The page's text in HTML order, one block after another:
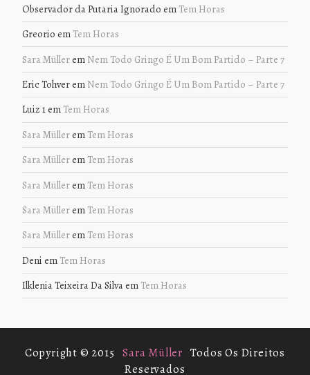
Observador da Putaria Ignorado em Tem Horas
Greorio em Tem Horas
Sara Müllerem Nem Todo Gringo É Um Bom Partido – Parte 7
Eric Tohverem Nem Todo Gringo É Um Bom Partido – Parte 7
Luiz 1em Tem Horas
Sara Müllerem Tem Horas
Sara Müllerem Tem Horas
Sara Müllerem Tem Horas
Sara Müllerem Tem Horas
Sara Müllerem Tem Horas
Deni em Tem Horas
Ilklenia Teixeira Da Silvaem Tem Horas
Copyright © 2015 Sara Müller Todos Os Direitos
Reservados